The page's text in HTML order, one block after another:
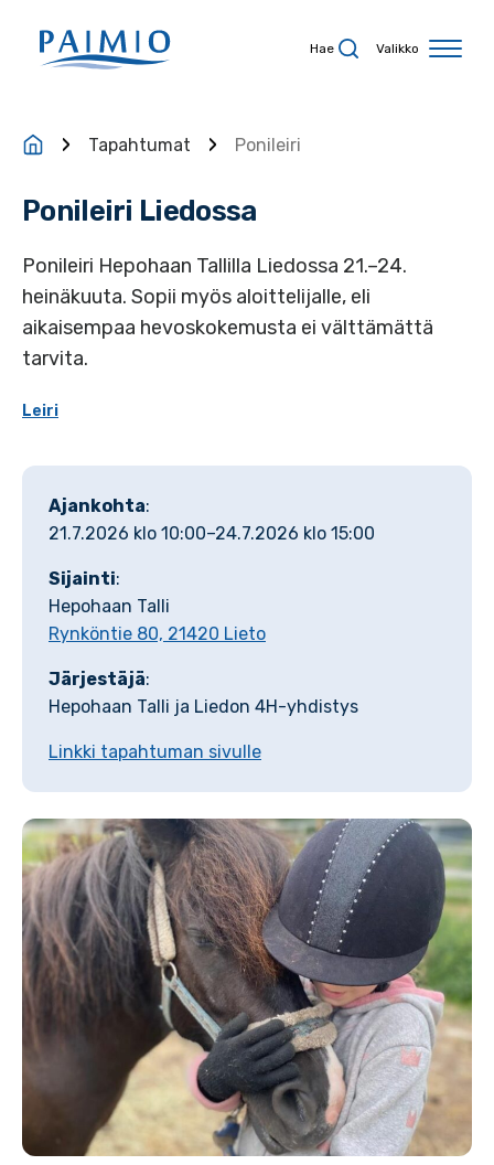
Hae Valikko
Tapahtumat Ponileiri
Ponileiri Liedossa
Ponileiri Hepohaan Tallilla Liedossa 21.–24.
heinäkuuta. Sopii myös aloittelijalle, eli
aikaisempaa hevoskokemusta ei välttämättä
tarvita.
Leiri
Ajankohta:
21.7.2026 klo 10:00–24.7.2026 klo 15:00
Sijainti:
Hepohaan Talli
Rynköntie 80, 21420 Lieto
Järjestäjä:
Hepohaan Talli ja Liedon 4H-yhdistys
Linkki tapahtuman sivulle